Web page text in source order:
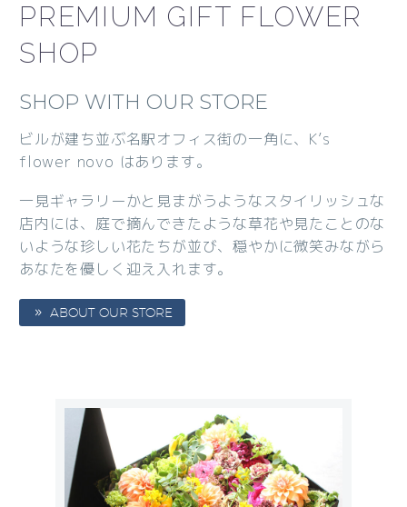
PREMIUM GIFT FLOWER
SHOP
SHOP WITH OUR STORE
ビルが建ち並ぶ名駅オフィス街の一角に、K’s
flower novo はあります。
一見ギャラリーかと見まがうようなスタイリッシュな
店内には、庭で摘んできたような草花や見たことのな
いような珍しい花たちが並び、穏やかに微笑みながら
あなたを優しく迎え入れます。
ABOUT OUR STORE